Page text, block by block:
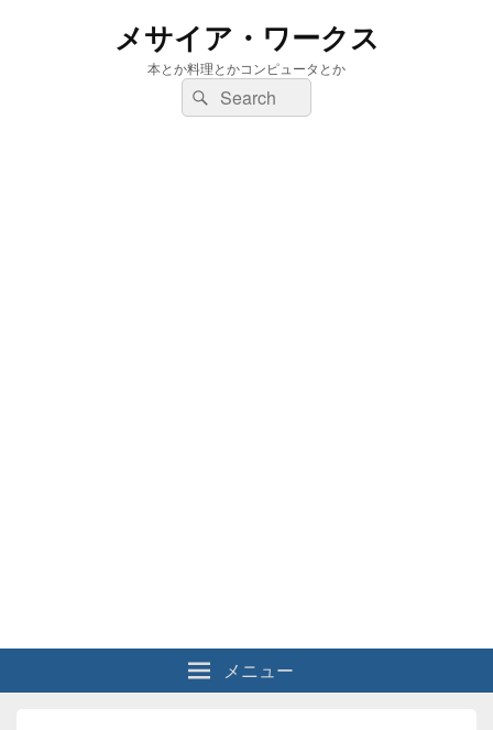
メサイア・ワークス
本とか料理とかコンピュータとか
検
索:
検
索
メニュー